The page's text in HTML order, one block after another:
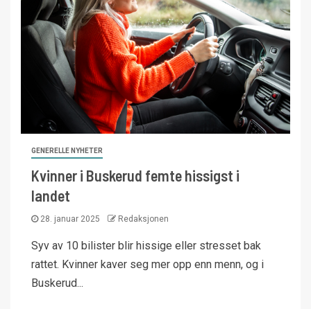
GENERELLE NYHETER
Kvinner i Buskerud femte hissigst i
landet
28. januar 2025 Redaksjonen
Syv av 10 bilister blir hissige eller stresset bak
rattet. Kvinner kaver seg mer opp enn menn, og i
Buskerud...